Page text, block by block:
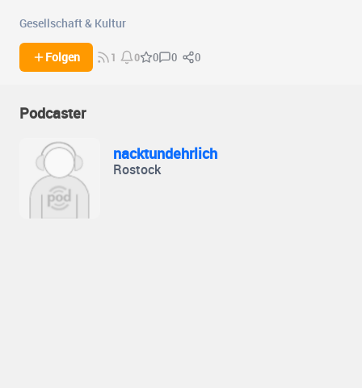
Gesellschaft & Kultur
Folgen 1 0 0 0 0
Podcaster
nacktundehrlich
Rostock